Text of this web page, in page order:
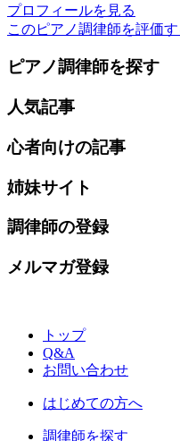
プロフィールを見る
このピアノ調律師を評価す
ピアノ調律師を探す
人気記事
心者向けの記事
姉妹サイト
調律師の登録
メルマガ登録
トップ
Q&A
お問い合わせ
はじめての方へ
調律師を探す